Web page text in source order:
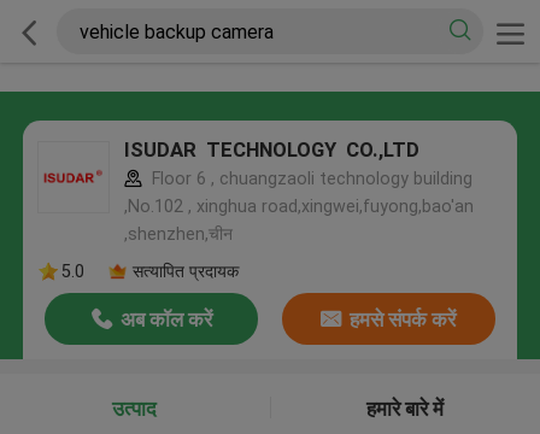
ISUDAR TECHNOLOGY CO.,LTD
Floor 6 , chuangzaoli technology building
,No.102 , xinghua road,xingwei,fuyong,bao'an
,shenzhen,चीन
5.0
सत्यापित प्रदायक
अब कॉल करें हमसे संपर्क करें
उत्पाद हमारे बारे में